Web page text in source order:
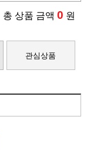
총 상품 금액 0 원
관심상품